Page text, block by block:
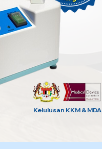
Kelulusan KKM & MDA